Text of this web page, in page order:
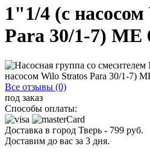
1"1/4 (с
Para 30/1-7) ME
Все отзывы (0)
под заказ
Способы оплаты:
Доставка в город Тверь - 799 руб.
Доставим до вас за 3 дня.